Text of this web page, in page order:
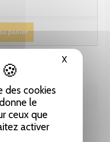
des cookies
le
ceux que
activer
XMasquer
panier